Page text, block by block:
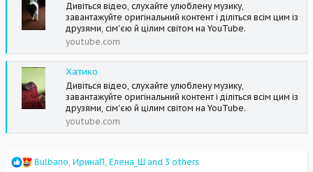
Дивіться відео, слухайте улюблену музику,
завантажуйте оригінальний контент і діліться всім цим із
друзями, сім'єю й цілим світом на YouTube.
youtube.com
Хатико
Дивіться відео, слухайте улюблену музику,
завантажуйте оригінальний контент і діліться всім цим із
друзями, сім'єю й цілим світом на YouTube.
youtube.com
R
Bulbano, ИринаП, Елена_Ш and 3 others